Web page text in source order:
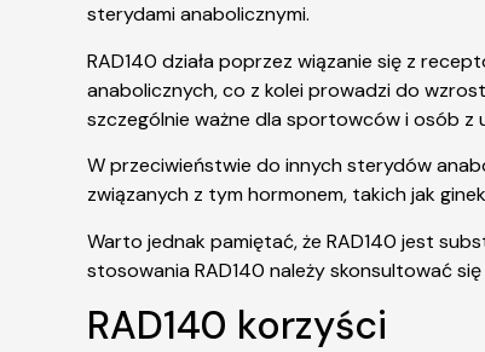
sterydami anabolicznymi.
RAD140 działa poprzez wiązanie się z
anabolicznych, co z kolei prowadzi do
szczególnie ważne dla sportowców i osób z
W przeciwieństwie do innych sterydów
związanych z tym hormonem, takich jak
Warto jednak pamiętać, że RAD140 jest
stosowania RAD140 należy skonsultować
RAD140 korzyści